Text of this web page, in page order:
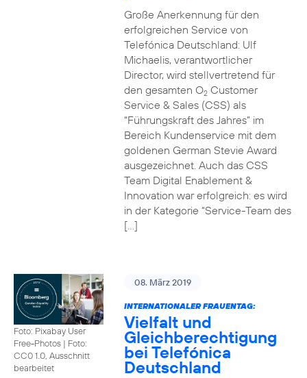
Große Anerkennung für den
erfolgreichen Service von
Telefónica Deutschland: Ulf
Michaelis, verantwortlicher
Director, wird stellvertretend für
den gesamten O2Customer
Service & Sales (CSS) als
“Führungskraft des Jahres” im
Bereich Kundenservice mit dem
goldenen German Stevie Award
ausgezeichnet. Auch das CSS
Team Digital Enablement &
Innovation war erfolgreich: es wird
in der Kategorie “Service-Team des
[…]
Foto: Pixabay User
Free-Photos | Foto:
CC0 1.0, Ausschnitt
bearbeitet
08. März 2019
INTERNATIONALER FRAUENTAG:
Vielfalt und
Gleichberechtigung
bei Telefónica
Deutschland